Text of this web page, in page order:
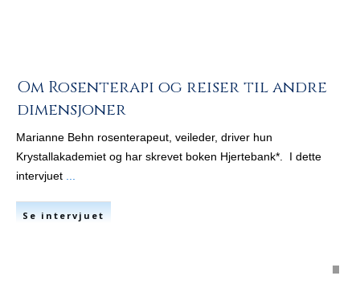
Om Rosenterapi og reiser til andre
dimensjoner
Marianne Behn rosenterapeut, veileder, driver hun
Krystallakademiet og har skrevet boken Hjertebank*. I dette
intervjuet
Se intervjuet